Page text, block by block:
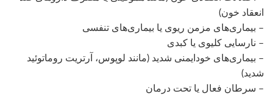
انعقاد خون)
– بیماری‌های مزمن ریوی یا بیماری‌های تنفسی
– نارسایی کلیوی یا کبدی
– بیماری‌های خودایمنی شدید (مانند لوپوس، آرتریت روماتوئید
شدید)
– سرطان فعال یا تحت درمان